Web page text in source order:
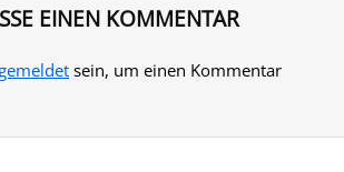
EINEN KOMMENTAR
sein, um einen Kommentar